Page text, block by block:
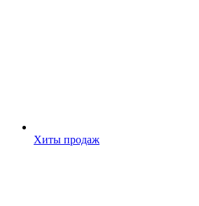
Хиты продаж